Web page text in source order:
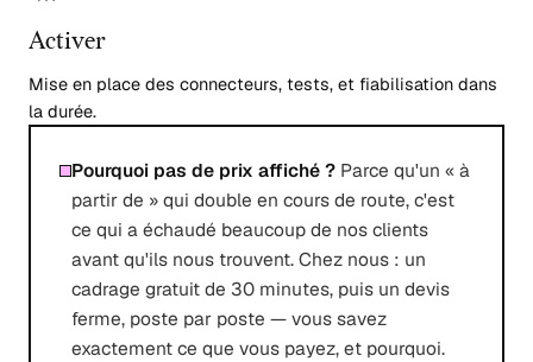
Activer
Mise en place des connecteurs, tests, et fiabilisation dans
la durée.
Pourquoi pas de prix affiché ? Parce qu'un « à
partir de » qui double en cours de route, c'est
ce qui a échaudé beaucoup de nos clients
avant qu'ils nous trouvent. Chez nous : un
cadrage gratuit de 30 minutes, puis un devis
ferme, poste par poste — vous savez
exactement ce que vous payez, et pourquoi.